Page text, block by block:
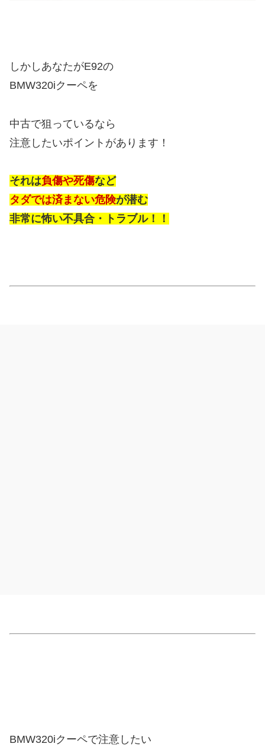
しかしあなたがE92の
BMW320iクーペを
中古で狙っているなら
注意したいポイントがあります！
それは負傷や死傷など
タダでは済まない危険が潜む
非常に怖い不具合・トラブル！！
BMW320iクーペで注意したい